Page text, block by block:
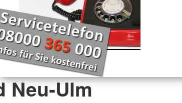
Neu-Ulm